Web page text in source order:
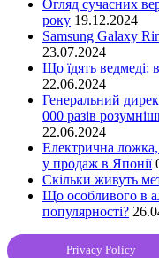
Огляд сучасних
року 19.12.2024
Samsung Galaxy
23.07.2024
Що їдять ведмеді:
22.06.2024
Генеральний
000 разів
22.06.2024
Електрична
у продаж в Японії
Скільки живуть
Що особливого в
популярності?
Privacy Policy